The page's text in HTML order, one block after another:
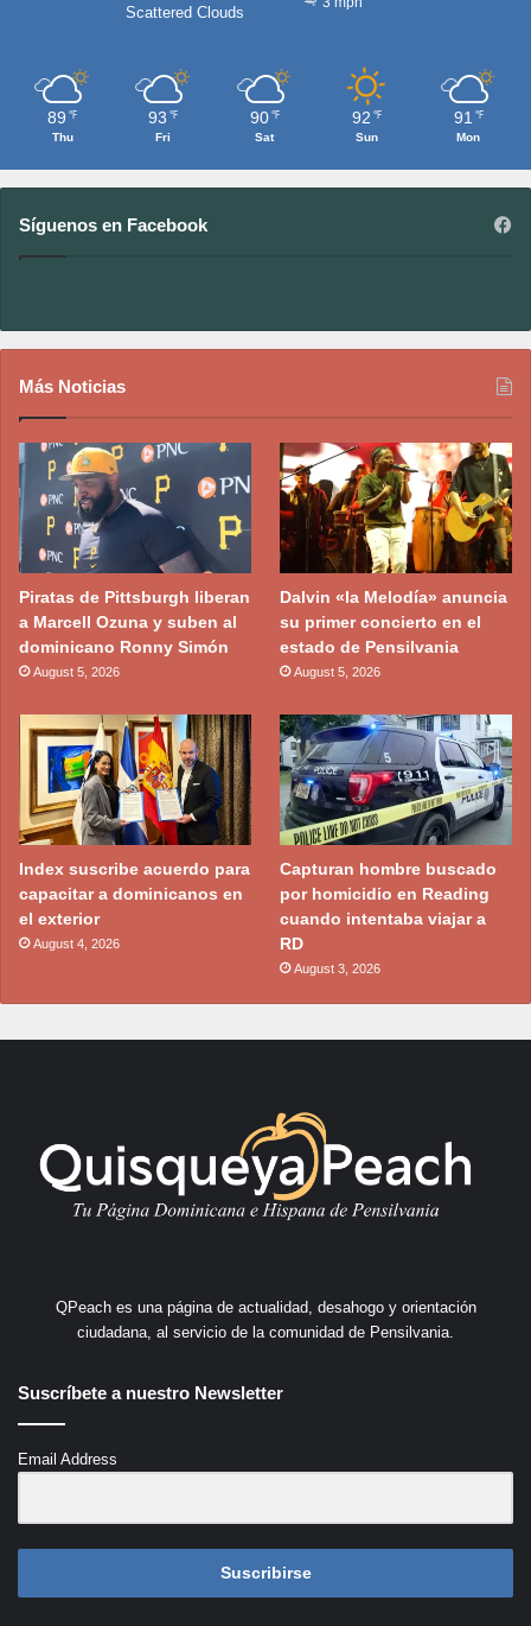
Scattered Clouds
89 ℉
Thu
93 ℉
Fri
90 ℉
Sat
92 ℉
Sun
91 ℉
Mon
Síguenos en Facebook
Más Noticias
Piratas de Pittsburgh liberan
a Marcell Ozuna y suben al
dominicano Ronny Simón
August 5, 2026
Dalvin «la Melodía» anuncia
su primer concierto en el
estado de Pensilvania
August 5, 2026
Index suscribe acuerdo para
capacitar a dominicanos en
el exterior
August 4, 2026
Capturan hombre buscado
por homicidio en Reading
cuando intentaba viajar a
RD
August 3, 2026
QPeach es una página de actualidad, desahogo y orientación
ciudadana, al servicio de la comunidad de Pensilvania.
Suscríbete a nuestro Newsletter
Email Address
Suscribirse